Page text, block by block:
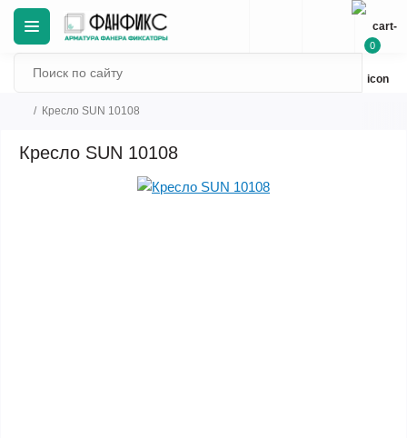
0
Кресло SUN 10108
Кресло SUN 10108